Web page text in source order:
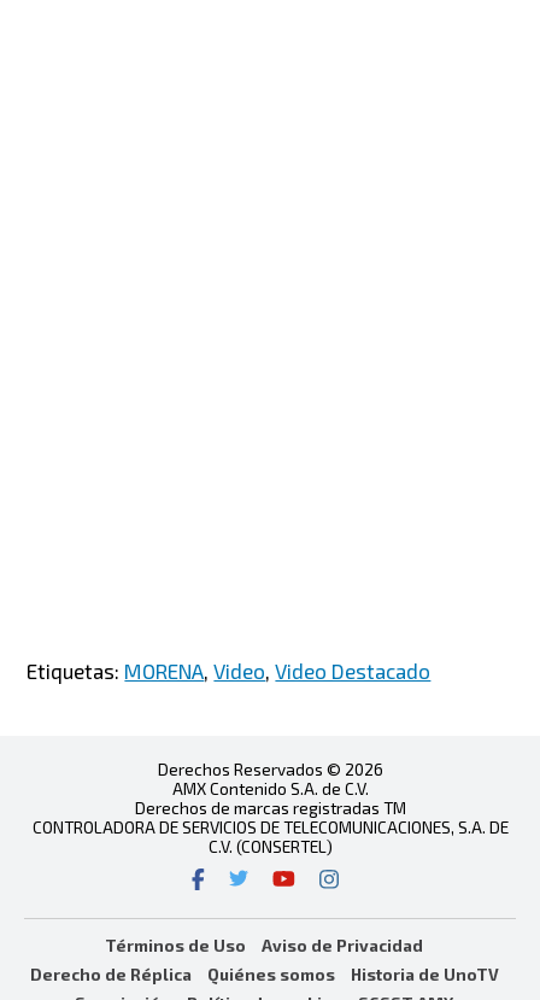
Etiquetas: MORENA ,Video ,Video Destacado
Derechos Reservados © 2026
AMX Contenido S.A. de C.V.
Derechos de marcas registradas TM
CONTROLADORA DE SERVICIOS DE TELECOMUNICACIONES, S.A. DE
C.V. (CONSERTEL)
Términos de Uso
Aviso de Privacidad
Derecho de Réplica
Quiénes somos
Historia de UnoTV